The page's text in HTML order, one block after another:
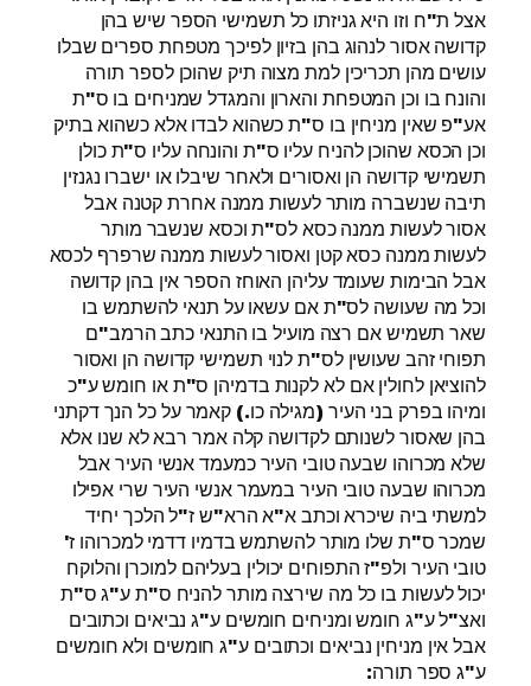
אצל ת"ח וזו היא גניזתו כל תשמישי הספר שיש בהן
קדושה אסור לנהוג בהן בזיון לפיכך מטפחת ספרים שבלו
עושים מהן תכריכין למת מצוה תיק שהוכן לספר תורה
והונח בו וכן המטפחת והארון והמגדל שמניחים בו ס"ת
אע"פ שאין מניחין בו ס"ת כשהוא לבדו אלא כשהוא בתיק
וכן הכסא שהוכן להניח עליו ס"ת והונחה עליו ס"ת כולן
תשמישי קדושה הן ואסורים ולאחר שיבלו או ישברו נגנזין
תיבה שנשברה מותר לעשות ממנה אחרת קטנה אבל
אסור לעשות ממנה כסא לס"ת וכסא שנשבר מותר
לעשות ממנה כסא קטן ואסור לעשות ממנה שרפרף לכסא
אבל הבימות שעומד עליהן האוחז הספר אין בהן קדושה
וכל מה שעושה לס"ת אם עשאו על תנאי להשתמש בו
שאר תשמיש אם רצה מועיל בו התנאי כתב הרמב"ם
תפוחי זהב שעושין לס"ת לנוי תשמישי קדושה הן ואסור
להוציאן לחולין אם לא לקנות בדמיהן ס"ת או חומש ע"כ
ומיהו בפרק בני העיר (מגילה כו.) קאמר על כל הנך דקתני
בהן שאסור לשנותם לקדושה קלה אמר רבא לא שנו אלא
שלא מכרוהו שבעה טובי העיר כמעמד אנשי העיר אבל
מכרוהו שבעה טובי העיר במעמר אנשי העיר שרי אפילו
למשתי ביה שיכרא וכתב א"א הרא"ש ז"ל הלכך יחיד
שמכר ס"ת שלו מותר להשתמש בדמיו דדמי למכרוהו ז'
טובי העיר ולפ"ז התפוחים יכולין בעליהם למוכרן והלוקח
יכול לעשות בו כל מה שירצה מותר להניח ס"ת ע"ג ס"ת
ואצ"ל ע"ג חומש ומניחים חומשים ע"ג נביאים וכתובים
אבל אין מניחין נביאים וכתובים ע"ג חומשים ולא חומשים
ע"ג ספר תורה: